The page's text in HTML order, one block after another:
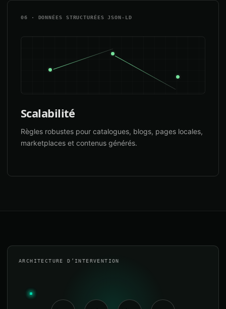
06 · DONNÉES STRUCTURÉES JSON-LD
Scalabilité
Règles robustes pour catalogues, blogs, pages locales,
marketplaces et contenus générés.
ARCHITECTURE D’INTERVENTION